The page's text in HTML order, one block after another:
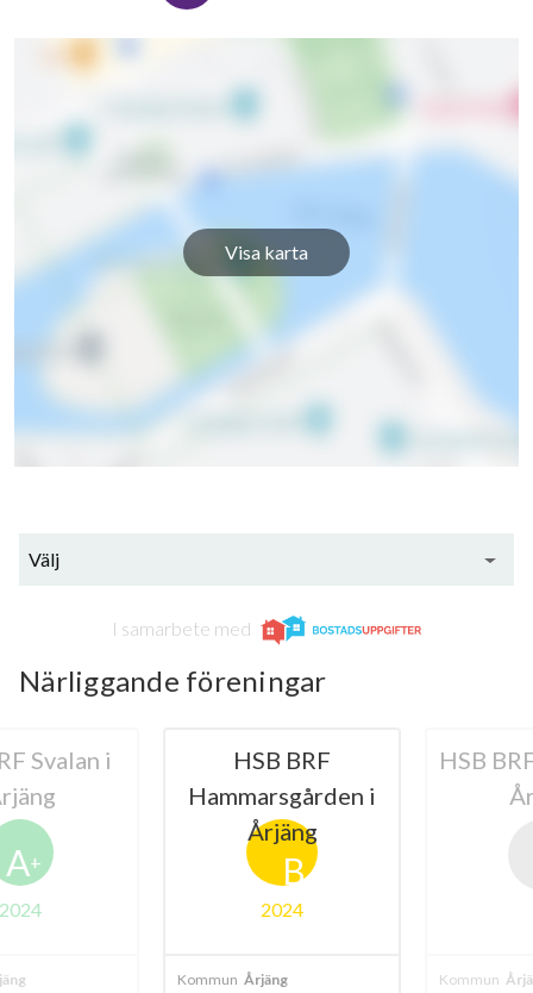
Visa karta
Välj
I samarbete med
Närliggande föreningar
Svalan i
+
HSB BRF
Hammarsgården i
Årjäng
B
2024
Kommun Årjäng
HSB
Kommun Årjäng